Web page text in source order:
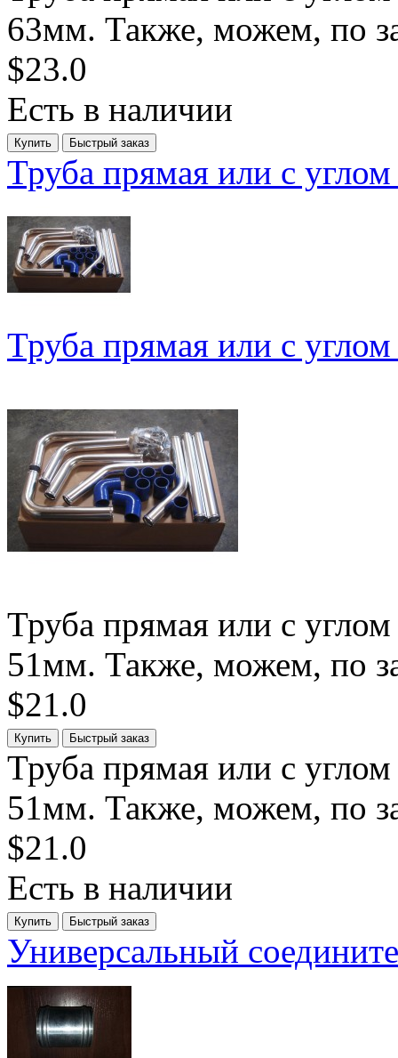
63мм. Также, можем, по
$23.0
Есть в наличии
Труба прямая или с
Труба прямая или с
Труба прямая или с
51мм. Также, можем, по
$21.0
Труба прямая или с
51мм. Также, можем, по
$21.0
Есть в наличии
Универсальный